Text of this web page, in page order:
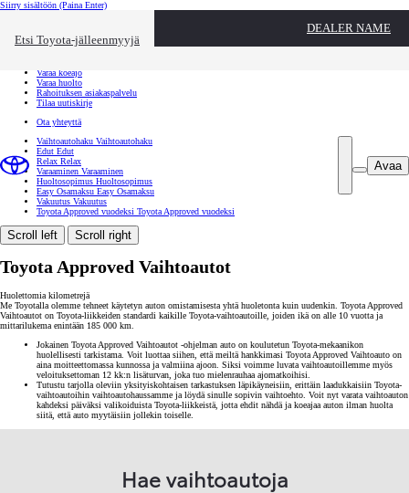
Siirry sisältöön (Paina Enter)
Etsi Toyota-jälleenmyyjä
DEALER NAME
Toyota palvelee Sulje
Varaa koeajo
Varaa huolto
Rahoituksen asiakaspalvelu
Tilaa uutiskirje
Ota yhteyttä
Avaa
Vaihtoautohaku Vaihtoautohaku
Edut Edut
Relax Relax
Varaaminen Varaaminen
Huoltosopimus Huoltosopimus
Easy Osamaksu Easy Osamaksu
Vakuutus Vakuutus
Toyota Approved vuodeksi Toyota Approved vuodeksi
Scroll left Scroll right
Toyota Approved Vaihtoautot
Huolettomia kilometrejä
Me Toyotalla olemme tehneet käytetyn auton omistamisesta yhtä huoletonta kuin uudenkin. Toyota Approved
Vaihtoautot on Toyota-liikkeiden standardi kaikille Toyota-vaihtoautoille, joiden ikä on alle 10 vuotta ja
mittarilukema enintään 185 000 km.
Jokainen Toyota Approved Vaihtoautot -ohjelman auto on koulutetun Toyota-mekaanikon
huolellisesti tarkistama. Voit luottaa siihen, että meiltä hankkimasi Toyota Approved Vaihtoauto on
aina moitteettomassa kunnossa ja valmiina ajoon. Siksi voimme luvata vaihtoautoillemme myös
veloituksettoman 12 kk:n lisäturvan, joka tuo mielenrauhaa ajomatkoihisi.
Tutustu tarjolla oleviin yksityiskohtaisen tarkastuksen läpikäyneisiin, erittäin laadukkaisiin Toyota-
vaihtoautoihin vaihtoautohaussamme ja löydä sinulle sopivin vaihtoehto. Voit nyt varata vaihtoauton
kahdeksi päiväksi valikoiduista Toyota-liikkeistä, jotta ehdit nähdä ja koeajaa auton ilman huolta
siitä, että auto myytäisiin jollekin toiselle.
Hae vaihtoautoja